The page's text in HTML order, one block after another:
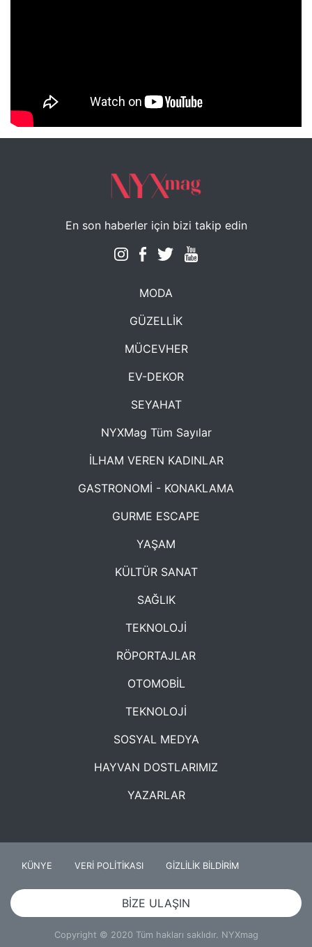
NYXmag 2. Yaş Kutlama Etkinliği
En son haberler için bizi takip edin
MODA
GÜZELLİK
MÜCEVHER
EV-DEKOR
SEYAHAT
NYXMag Tüm Sayılar
İLHAM VEREN KADINLAR
GASTRONOMİ - KONAKLAMA
GURME ESCAPE
YAŞAM
KÜLTÜR SANAT
SAĞLIK
TEKNOLOJİ
RÖPORTAJLAR
OTOMOBİL
TEKNOLOJİ
SOSYAL MEDYA
HAYVAN DOSTLARIMIZ
YAZARLAR
KÜNYE VERİ POLİTİKASI GİZLİLİK BİLDİRİM
BİZE ULAŞIN
Copyright © 2020 Tüm hakları saklıdır. NYXmag